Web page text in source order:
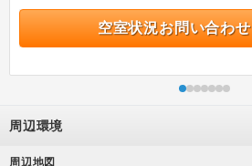
空室状況お問い合わせ
周辺環境
周辺地図